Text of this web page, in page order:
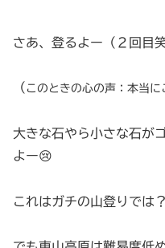
さあ、登るよー（２回目笑
（ このときの心の声：本当に
大きな石やら小さな石が
よー😢
これはガチの山登りでは？